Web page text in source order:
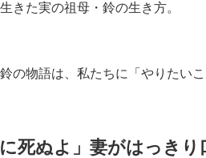
きた実の祖母・鈴の生き方。
の物語は、私たちに「やりたい
に死ぬよ」妻がはっき